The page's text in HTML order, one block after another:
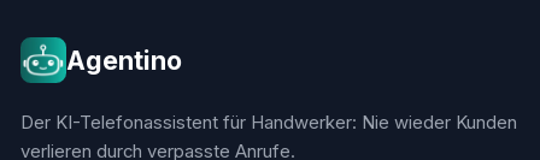
Agentino
Der KI-Telefonassistent für Handwerker: Nie wieder Kunden
verlieren durch verpasste Anrufe.